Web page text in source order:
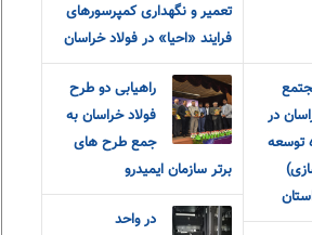
تعمیر و نگهداری کمپرسورهای
فرایند «احیا» در فولاد خراسان
در
توسعه
راهیابی دو طرح
فولاد خراسان به
جمع طرح های
برتر سازمان ایمیدرو
در واحد